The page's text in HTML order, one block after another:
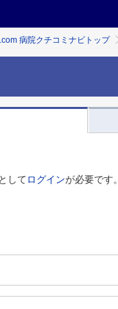
病院クチコミナビトップ
してログインが必要です。